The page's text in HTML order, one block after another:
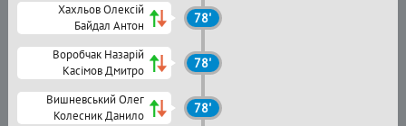
Хахльов Олексій
Байдал Антон
78'
Воробчак Назарій
Касімов Дмитро
78'
Вишневський Олег
Колесник Данило
78'